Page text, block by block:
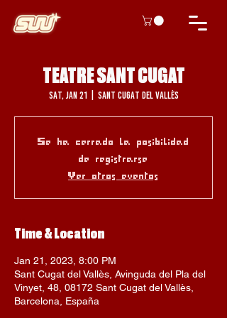
TEATRE SANT CUGAT
Sat, Jan 21
  |
Sant Cugat del Vallès
Se ha cerrado la posibilidad
de registrarse
Ver otros eventos
Time & Location
Jan 21, 2023, 8:00 PM
Sant Cugat del Vallès, Avinguda del Pla del
Vinyet, 48, 08172 Sant Cugat del Vallès,
Barcelona, España